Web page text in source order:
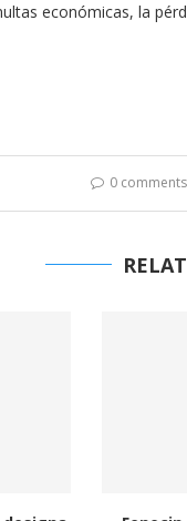
económicas, la
0 comments